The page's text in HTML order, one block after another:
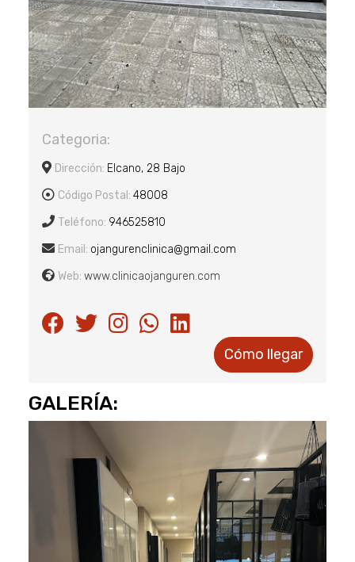
Categoria:
Dirección: Elcano, 28 Bajo
Código Postal: 48008
Teléfono: 946525810
Email: ojangurenclinica@gmail.com
Web: www.clinicaojanguren.com
Cómo llegar
GALERÍA: